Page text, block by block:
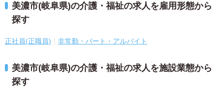
美濃市(岐阜県)の介護・福祉の求人を雇用形態から
探す
正社員(正職員) 非常勤・パート・アルバイト
美濃市(岐阜県)の介護・福祉の求人を施設業態から
探す